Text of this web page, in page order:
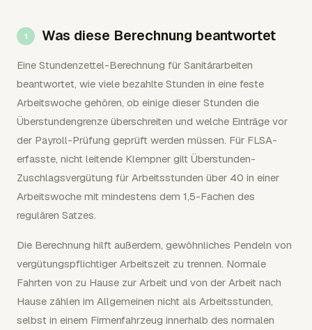
Was diese Berechnung beantwortet
Eine Stundenzettel-Berechnung für Sanitärarbeiten
beantwortet, wie viele bezahlte Stunden in eine feste
Arbeitswoche gehören, ob einige dieser Stunden die
Überstundengrenze überschreiten und welche Einträge vor
der Payroll-Prüfung geprüft werden müssen. Für FLSA-
erfasste, nicht leitende Klempner gilt Überstunden-
Zuschlagsvergütung für Arbeitsstunden über 40 in einer
Arbeitswoche mit mindestens dem 1,5-Fachen des
regulären Satzes.
Die Berechnung hilft außerdem, gewöhnliches Pendeln von
vergütungspflichtiger Arbeitszeit zu trennen. Normale
Fahrten von zu Hause zur Arbeit und von der Arbeit nach
Hause zählen im Allgemeinen nicht als Arbeitsstunden,
selbst in einem Firmenfahrzeug innerhalb des normalen